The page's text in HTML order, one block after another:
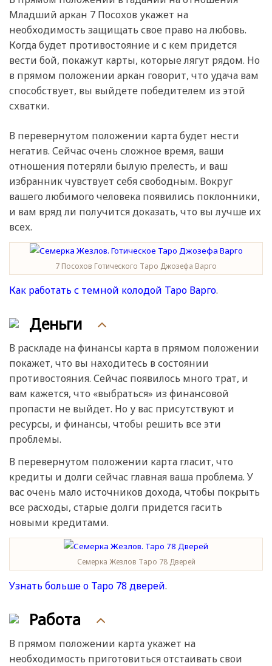
Младший аркан 7 Посохов укажет на
необходимость защищать свое право на любовь.
Когда будет противостояние и с кем придется
вести бой, покажут карты, которые лягут рядом. Но
в прямом положении аркан говорит, что удача вам
способствует, вы выйдете победителем из этой
схватки.
В перевернутом положении карта будет нести
негатив. Сейчас очень сложное время, ваши
отношения потеряли былую прелесть, и ваш
избранник чувствует себя свободным. Вокруг
вашего любимого человека появились поклонники,
и вам вряд ли получится доказать, что вы лучше их
всех.
7 Посохов Готического Таро Джозефа Варго
Как работать с темной колодой Таро Варго.
Деньги
В раскладе на финансы карта в прямом положении
покажет, что вы находитесь в состоянии
противостояния. Сейчас появилось много трат, и
вам кажется, что «выбраться» из финансовой
пропасти не выйдет. Но у вас присутствуют и
ресурсы, и финансы, чтобы решить все эти
проблемы.
В перевернутом положении карта гласит, что
кредиты и долги сейчас главная ваша проблема. У
вас очень мало источников дохода, чтобы покрыть
все расходы, старые долги придется гасить
новыми кредитами.
Семерка Жезлов Таро 78 Дверей
Узнать больше о Таро 78 дверей.
Работа
В прямом положении карта укажет на
необходимость приготовиться отстаивать свои